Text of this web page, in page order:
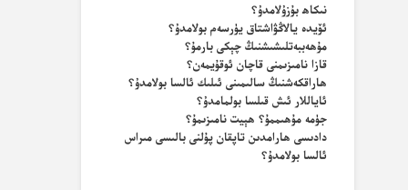
نىكاھ بۇزۇلامدۇ؟
ئۆيدە يالاڭۋاشتاق يۈرسەم بولامدۇ؟
مۇھەببەتلىشىشنىڭ چېكى بارمۇ؟
قازا نامىزىمنى قاچان ئوقۇيمەن؟
ھاراقكەشنىڭ سالىمىنى ئىلىك ئالسا بولامدۇ؟
ئاياللار ئىش قىلسا بولمامدۇ؟
جۈمە مۇھىممۇ؟ ھېيت نامىزىمۇ؟
دادىسى ھارامدىن تاپقان پۇلنى بالىسى مىراس
ئالسا بولامدۇ؟